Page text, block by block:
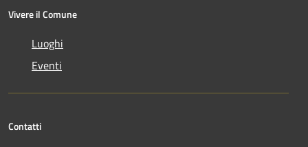
Vivere il Comune
Luoghi
Eventi
Contatti